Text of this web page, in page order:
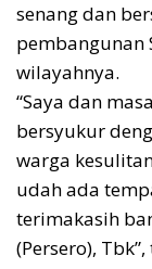
senang dan
pembangunan
wilayahnya.
“Saya dan
bersyukur
warga
udah ada
terimakasih
(Persero),